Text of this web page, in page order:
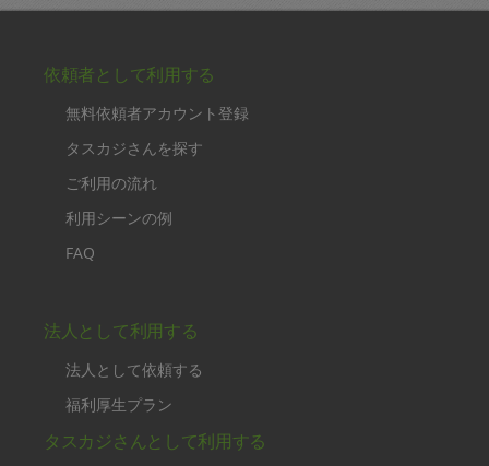
依頼者として利用する
無料依頼者アカウント登録
タスカジさんを探す
ご利用の流れ
利用シーンの例
FAQ
法人として利用する
法人として依頼する
福利厚生プラン
タスカジさんとして利用する